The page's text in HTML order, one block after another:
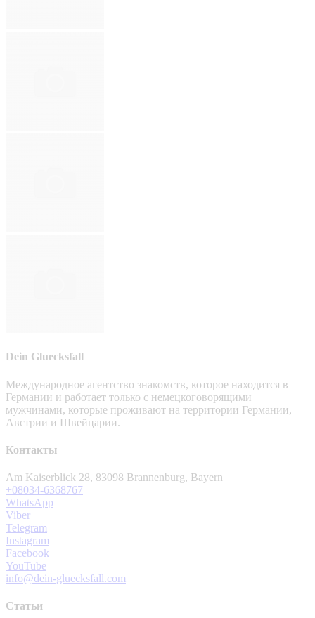
Dein Gluecksfall
Международное агентство знакомств, которое находится в
Германии и работает только с немецкоговорящими
мужчинами, которые проживают на территории Германии,
Австрии и Швейцарии.
Контакты
Am Kaiserblick 28, 83098 Brannenburg, Bayern
+08034-6368767
WhatsApp
Viber
Telegram
Instagram
Facebook
YouTube
info@dein-gluecksfall.com
Статьи